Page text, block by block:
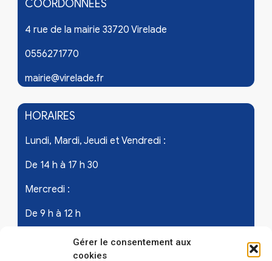
Gérer le consentement aux
cookies
COORDONNÉES
4 rue de la mairie 33720 Virelade
0556271770
mairie@virelade.fr
HORAIRES
Lundi, Mardi, Jeudi et Vendredi :
De 14 h à 17 h 30
Mercredi :
De 9 h à 12 h
Samedi - les 1er et 3ème de chaque mois :